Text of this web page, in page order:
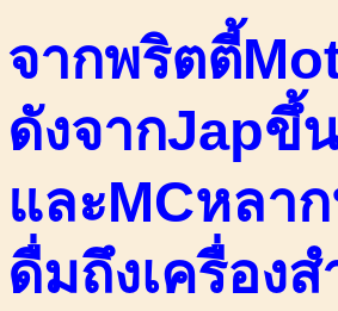
จากพริตตี้
ดังจากJapขึ้
และMCหลา
ดื่มถึงเครื่อง